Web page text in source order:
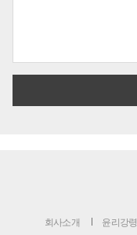
회사소개 윤리강령